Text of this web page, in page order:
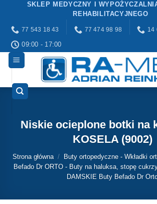
Przewiń
zawartości
SKLEP MEDYCZNY I
REHABILITACYJNEGO
77 543 18 43 77 474 98 98 14
09:00 - 17:00
Niskie ocieplone botki na
KOSELA (9002)
Strona główna / Buty ortopedyczne - Wkładki
Befado Dr ORTO - Buty na haluksa, stopę
DAMSKIE Buty Befado Dr